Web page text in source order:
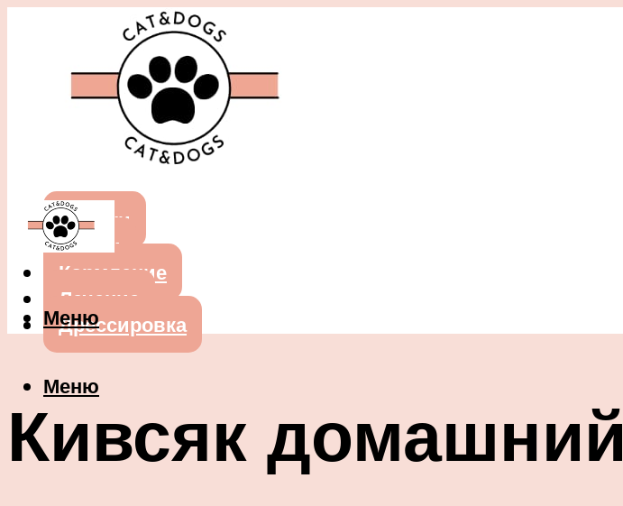
Собаки
Кошки
Кормление
Лечение
Дрессировка
Меню
Меню
Кивсяк домашний